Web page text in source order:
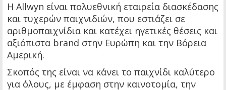
Η Allwyn είναι πολυεθνική εταιρεία διασκέδασης
και τυχερών παιχνιδιών, που εστιάζει σε
αριθμοπαιχνίδια και κατέχει ηγετικές θέσεις και
αξιόπιστα brand στην Ευρώπη και την Βόρεια
Αμερική.
Σκοπός της είναι να κάνει το παιχνίδι καλύτερο
για όλους, με έμφαση στην καινοτομία, την